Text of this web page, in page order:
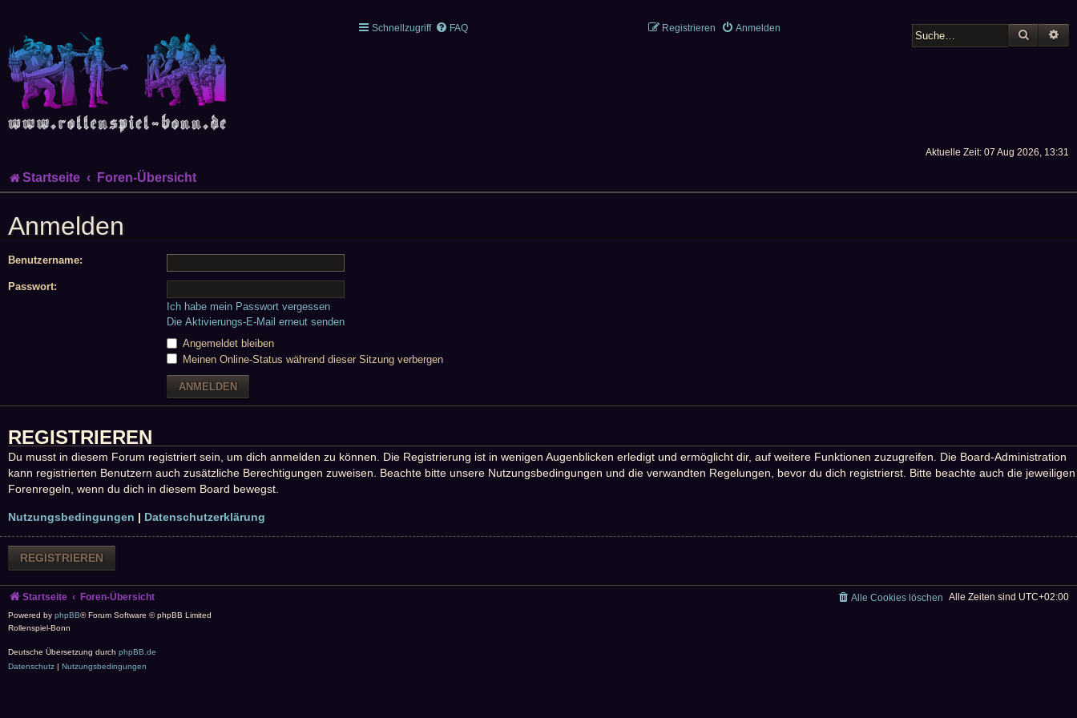
Schnellzugriff FAQ Anmelden
Registrieren
SUCHE
Startseite Foren-Übersicht
Aktuelle Zeit: 07 Aug 2026, 13:31
Anmelden
Benutzername:
Passwort:
Ich habe mein Passwort vergessen
Die Aktivierungs-E-Mail erneut senden
Angemeldet bleiben
Meinen Online-Status während dieser Sitzung verbergen
REGISTRIEREN
Du musst in diesem Forum registriert sein, um dich anmelden zu können. Die Registrierung ist in wenigen Augenblicken erledigt und ermöglicht dir, auf weitere Funktionen zuzugreifen. Die Board-Administration
kann registrierten Benutzern auch zusätzliche Berechtigungen zuweisen. Beachte bitte unsere Nutzungsbedingungen und die verwandten Regelungen, bevor du dich registrierst. Bitte beachte auch die jeweiligen
Forenregeln, wenn du dich in diesem Board bewegst.
Nutzungsbedingungen | Datenschutzerklärung
REGISTRIEREN
Startseite Foren-Übersicht Alle Zeiten sind UTC+02:00
Alle Cookies löschen
Powered by phpBB® Forum Software © phpBB Limited
Rollenspiel-Bonn
Deutsche Übersetzung durch phpBB.de
Datenschutz
Nutzungsbedingungen